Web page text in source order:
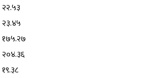
२२.५३
२३.४५
१७५.२७
२०४.३६
१९.३८